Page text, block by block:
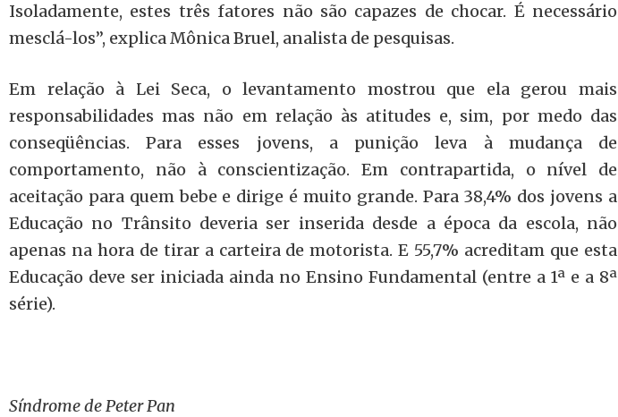
Isoladamente, estes três fatores não são capazes de chocar. É necessário
mesclá-los”, explica Mônica Bruel, analista de pesquisas.
Em relação à Lei Seca, o levantamento mostrou que ela gerou mais
responsabilidades mas não em relação às atitudes e, sim, por medo das
conseqüências. Para esses jovens, a punição leva à mudança de
comportamento, não à conscientização. Em contrapartida, o nível de
aceitação para quem bebe e dirige é muito grande. Para 38,4% dos jovens a
Educação no Trânsito deveria ser inserida desde a época da escola, não
apenas na hora de tirar a carteira de motorista. E 55,7% acreditam que esta
Educação deve ser iniciada ainda no Ensino Fundamental (entre a 1ª e a 8ª
série).
Síndrome de Peter Pan